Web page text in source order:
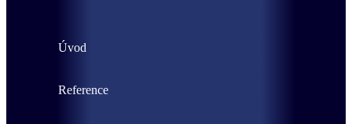
Úvod
Reference